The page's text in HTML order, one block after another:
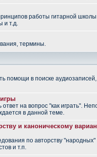
работы гитарной
и т.д.
термины.
помощи в поиске аудиозаписей,
на вопрос "как играть".
в данной теме.
и каноническому
по авторству "народных"
и т.п.